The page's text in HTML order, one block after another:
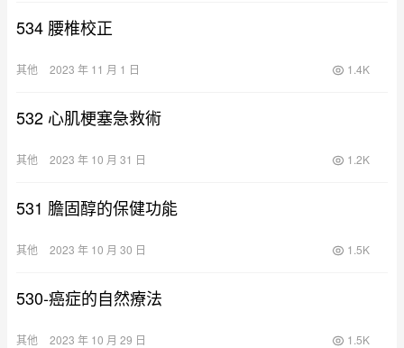
534 腰椎校正
其他 2023 年 11 月 1 日 1.4K
532 心肌梗塞急救術
其他 2023 年 10 月 31 日 1.2K
531 膽固醇的保健功能
其他 2023 年 10 月 30 日 1.5K
530-癌症的自然療法
其他 2023 年 10 月 29 日 1.5K